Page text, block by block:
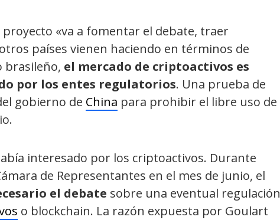
«va a fomentar el debate, traer
países vienen haciendo en términos de
brasileño, el mercado de criptoactivos es
por los entes regulatorios. Una prueba de
gobierno de China para prohibir el libre uso de
interesado por los criptoactivos. Durante
de Representantes en el mes de junio, el
el debate sobre una eventual regulación
o blockchain. La razón expuesta por Goulart